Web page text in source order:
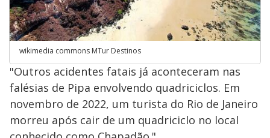
wikimedia commons MTur Destinos
"Outros acidentes fatais já aconteceram nas
falésias de Pipa envolvendo quadriciclos. Em
novembro de 2022, um turista do Rio de Janeiro
morreu após cair de um quadriciclo no local